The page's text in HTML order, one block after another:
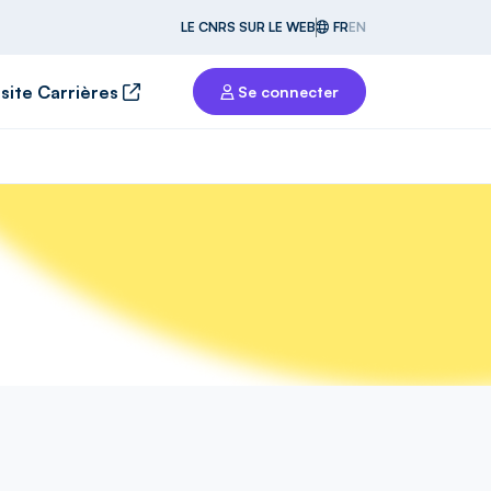
LE CNRS SUR LE WEB FREN
Carrières Se connecter